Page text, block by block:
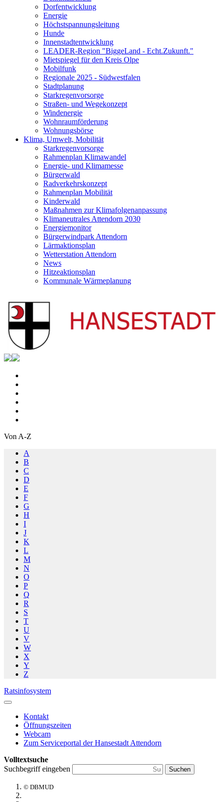
Dorfentwicklung
Energie
Höchstspannungsleitung
Hunde
Innenstadtentwicklung
LEADER-Region "BiggeLand - Echt.Zukunft."
Mietspiegel für den Kreis Olpe
Mobilfunk
Regionale 2025 - Südwestfalen
Stadtplanung
Starkregenvorsorge
Straßen- und Wegekonzept
Windenergie
Wohnraumförderung
Wohnungsbörse
Klima, Umwelt, Mobilität
Starkregenvorsorge
Rahmenplan Klimawandel
Energie- und Klimamesse
Bürgerwald
Radverkehrskonzept
Rahmenplan Mobilität
Kinderwald
Maßnahmen zur Klimafolgenanpassung
Klimaneutrales Attendorn 2030
Energiemonitor
Bürgerwindpark Attendorn
Lärmaktionsplan
Wetterstation Attendorn
News
Hitzeaktionsplan
Kommunale Wärmeplanung
Von A-Z
A
B
C
D
E
F
G
H
I
J
K
L
M
N
O
P
Q
R
S
T
U
V
W
X
Y
Z
Ratsinfosystem
Kontakt
Öffnungszeiten
Webcam
Zum Serviceportal der Hansestadt Attendorn
Volltextsuche
Suchbegriff eingeben
Suchen
© DBMUD